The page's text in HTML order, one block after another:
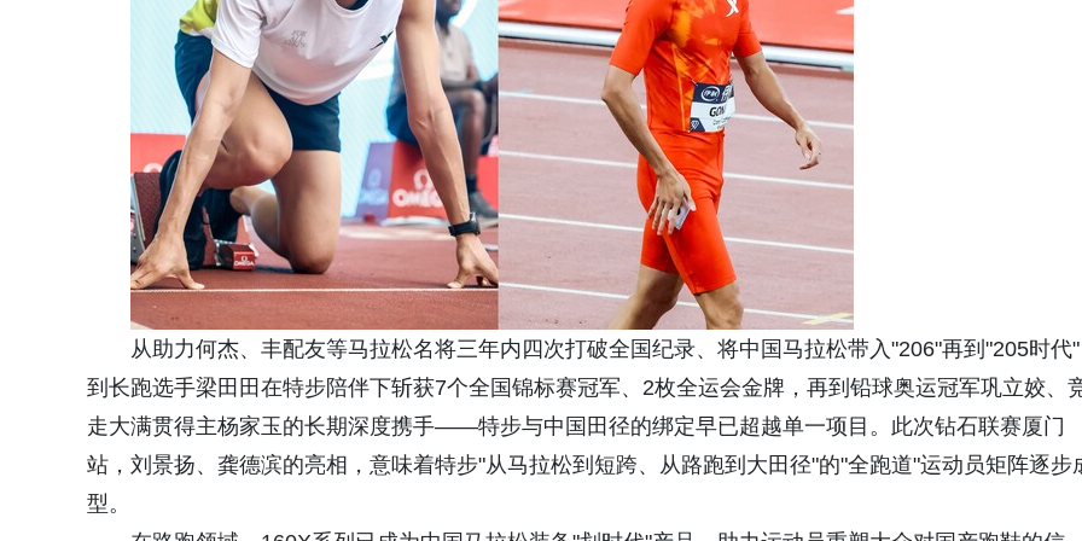
从助力何杰、丰配友等马拉松名将三年内四次打破全国纪录、将中国马拉松带入"206"再到"205时代"
到长跑选手梁田田在特步陪伴下斩获7个全国锦标赛冠军、2枚全运会金牌，再到铅球奥运冠军巩立姣、
走大满贯得主杨家玉的长期深度携手——特步与中国田径的绑定早已超越单一项目。此次钻石联赛厦门
站，刘景扬、龚德滨的亮相，意味着特步"从马拉松到短跨、从路跑到大田径"的"全跑道"运动员矩阵逐步
型。